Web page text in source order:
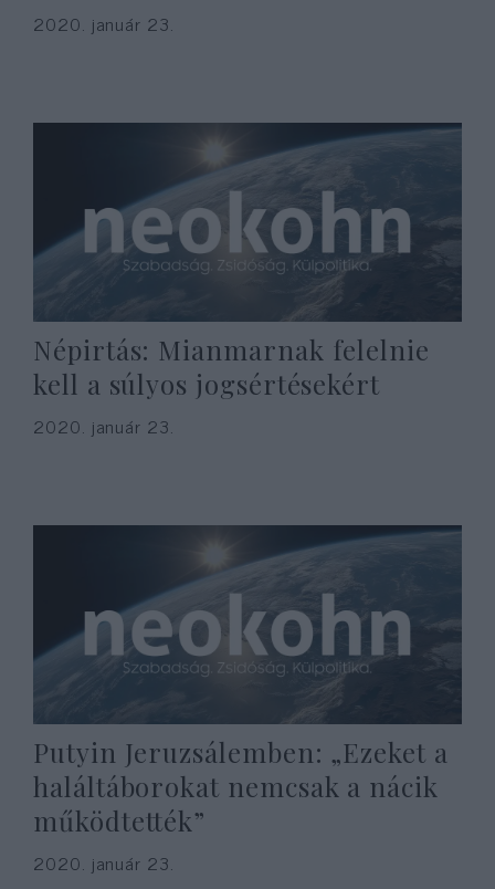
2020. január 23.
Népirtás: Mianmarnak felelnie
kell a súlyos jogsértésekért
2020. január 23.
Putyin Jeruzsálemben: „Ezeket a
haláltáborokat nemcsak a nácik
működtették”
2020. január 23.